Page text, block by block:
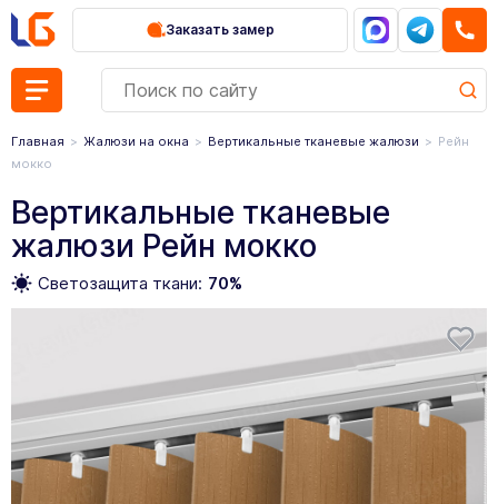
Заказать замер
Главная Жалюзи на окна Вертикальные тканевые жалюзи
Рейн
мокко
Вертикальные тканевые
жалюзи Рейн мокко
Светозащита ткани: 70%